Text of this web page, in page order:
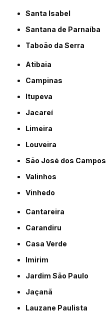
Santa Isabel
Santana de Parnaíba
Taboão da Serra
Atibaia
Campinas
Itupeva
Jacareí
Limeira
Louveira
São José dos Campos
Valinhos
Vinhedo
Cantareira
Carandiru
Casa Verde
Imirim
Jardim São Paulo
Jaçanã
Lauzane Paulista